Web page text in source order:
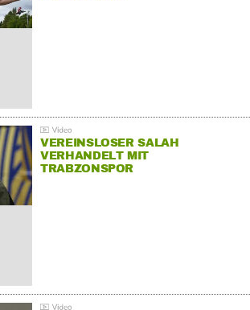
VEREINSLOSER SALAH
VERHANDELT MIT
TRABZONSPOR